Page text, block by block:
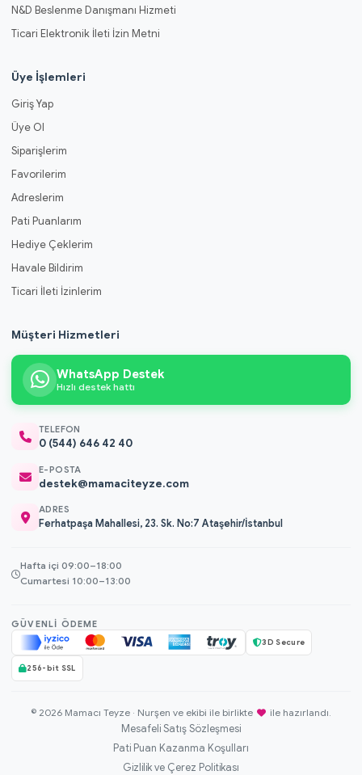
N&D Beslenme Danışmanı Hizmeti
Ticari Elektronik İleti İzin Metni
Üye İşlemleri
Giriş Yap
Üye Ol
Siparişlerim
Favorilerim
Adreslerim
Pati Puanlarım
Hediye Çeklerim
Havale Bildirim
Ticari İleti İzinlerim
Müşteri Hizmetleri
WhatsApp Destek
Hızlı destek hattı
TELEFON
0 (544) 646 42 40
E-POSTA
destek@mamaciteyze.com
ADRES
Ferhatpaşa Mahallesi, 23. Sk. No:7 Ataşehir/İstanbul
Hafta içi 09:00–18:00
Cumartesi 10:00–13:00
GÜVENLI ÖDEME
3D Secure
256-bit SSL
© 2026 Mamacı Teyze · Nurşen ve ekibi ile birlikte ile hazırlandı.
Mesafeli Satış Sözleşmesi
Pati Puan Kazanma Koşulları
Gizlilik ve Çerez Politikası